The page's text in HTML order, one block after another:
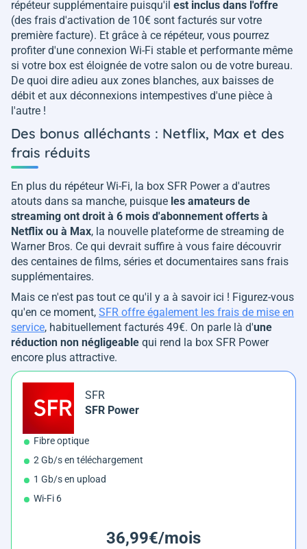
répéteur supplémentaire puisqu'il est inclus dans l'offre
(des frais d'activation de 10€ sont facturés sur votre
première facture). Et grâce à ce répéteur, vous pourrez
profiter d'une connexion Wi-Fi stable et performante même
si votre box est éloignée de votre salon ou de votre bureau.
De quoi dire adieu aux zones blanches, aux baisses de
débit et aux déconnexions intempestives d'une pièce à
l'autre !
Des bonus alléchants : Netflix, Max et des
frais réduits
En plus du répéteur Wi-Fi, la box SFR Power a d'autres
atouts dans sa manche, puisque les amateurs de
streaming ont droit à 6 mois d'abonnement offerts à
Netflix ou à Max, la nouvelle plateforme de streaming de
Warner Bros. Ce qui devrait suffire à vous faire découvrir
des centaines de films, séries et documentaires sans frais
supplémentaires.
Mais ce n'est pas tout ce qu'il y a à savoir ici ! Figurez-vous
qu'en ce moment, SFR offre également les frais de mise en
service, habituellement facturés 49€. On parle là d'une
réduction non négligeable qui rend la box SFR Power
encore plus attractive.
SFR
SFR Power
Fibre optique
2 Gb/s en téléchargement
1 Gb/s en upload
Wi-Fi 6
36,99€/mois